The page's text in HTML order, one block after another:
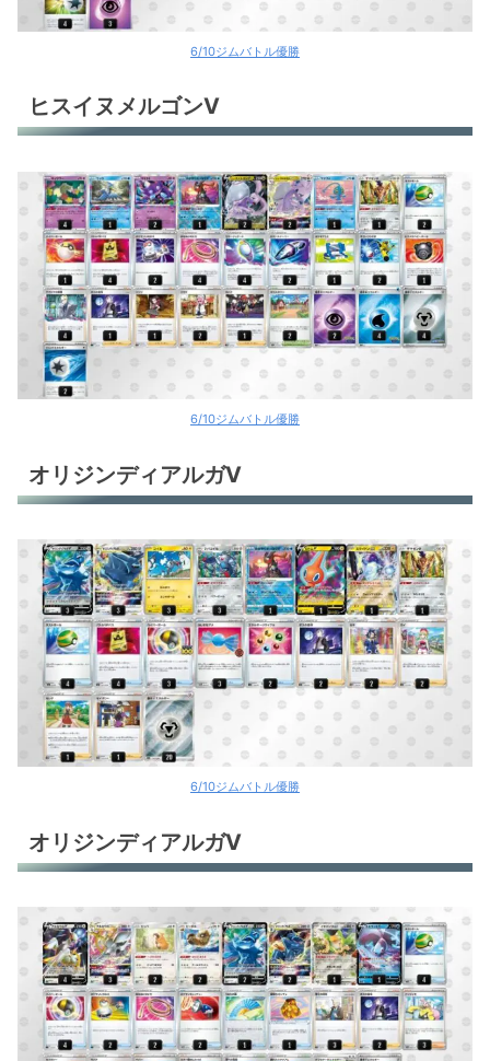
6/10ジムバトル優勝
ヒスイヌメルゴンV
6/10ジムバトル優勝
オリジンディアルガV
6/10ジムバトル優勝
オリジンディアルガV